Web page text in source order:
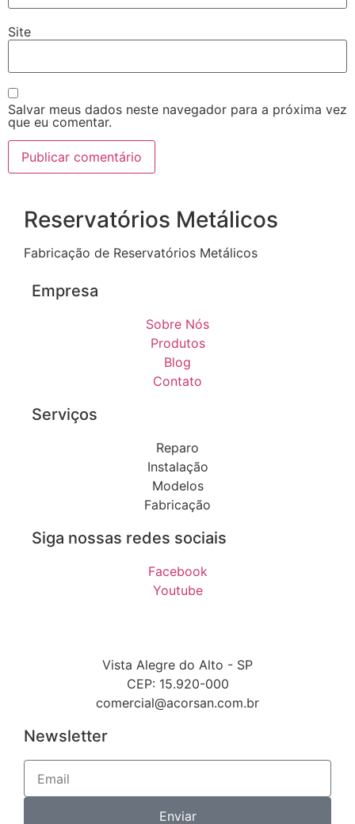
Site
Salvar meus dados neste navegador para a próxima vez
que eu comentar.
Reservatórios Metálicos
Fabricação de Reservatórios Metálicos
Empresa
Sobre Nós
Produtos
Blog
Contato
Serviços
Reparo
Instalação
Modelos
Fabricação
Siga nossas redes sociais
Facebook
Youtube
Vista Alegre do Alto - SP
CEP: 15.920-000
comercial@acorsan.com.br
Newsletter
Enviar